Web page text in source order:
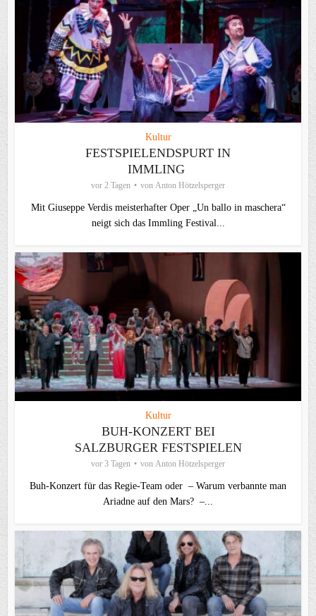
Kultur
FESTSPIELENDSPURT IN
IMMLING
vor 2 Tagen von Anton Hötzelsperger
Mit Giuseppe Verdis meisterhafter Oper „Un ballo in maschera“
neigt sich das Immling Festival...
Kultur
BUH-KONZERT BEI
SALZBURGER FESTSPIELEN
vor 3 Tagen von Anton Hötzelsperger
Buh-Konzert für das Regie-Team oder – Warum verbannte man
Ariadne auf den Mars? –...